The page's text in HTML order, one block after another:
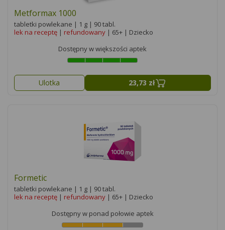
Metformax 1000
tabletki powlekane | 1 g | 90 tabl.
lek na receptę | refundowany | 65+ | Dziecko
Dostępny w większości aptek
Ulotka 23,73 zł
Formetic
tabletki powlekane | 1 g | 90 tabl.
lek na receptę | refundowany | 65+ | Dziecko
Dostępny w ponad połowie aptek